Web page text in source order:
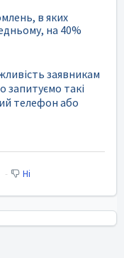
в яких
на 40%
заявникам
запитуємо такі
телефон або
Ні